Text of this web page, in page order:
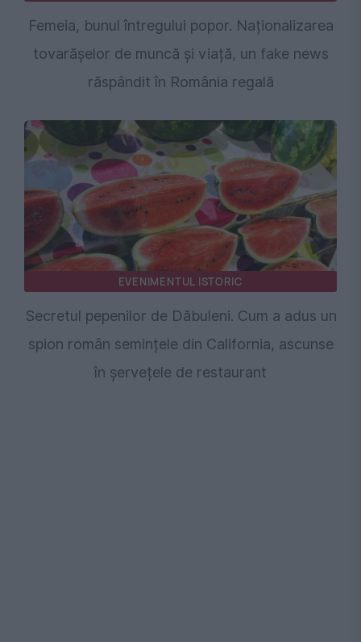
Femeia, bunul întregului popor. Naționalizarea
tovarășelor de muncă și viață, un fake news
răspândit în România regală
EVENIMENTUL ISTORIC
Secretul pepenilor de Dăbuleni. Cum a adus un
spion român semințele din California, ascunse
în șervețele de restaurant